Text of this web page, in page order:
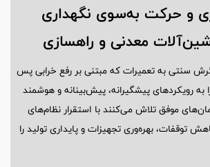
و حرکت به‌سوی نگهداری
معدنی و راهسازی
سنتی به تعمیرات که مبتنی بر رفع خرابی پس
به رویکردهای پیشگیرانه، پیش‌بینانه و هوشمند
موفق تلاش می‌کنند با استقرار نظام‌های
توقفات، بهره‌وری تجهیزات و پایداری تولید را